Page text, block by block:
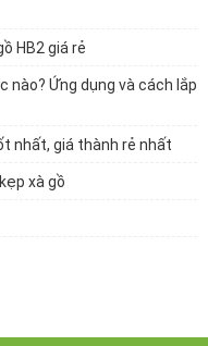
HB2 giá rẻ
nào? Ứng dụng và cách lắp
nhất, giá thành rẻ nhất
xà gồ